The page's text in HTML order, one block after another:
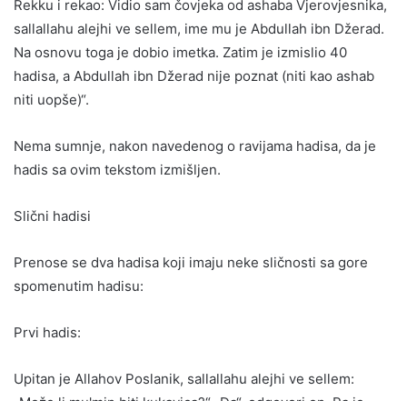
Rekku i rekao: Vidio sam čovjeka od ashaba Vjerovjesnika,
sallallahu alejhi ve sellem, ime mu je Abdullah ibn Džerad.
Na osnovu toga je dobio imetka. Zatim je izmislio 40
hadisa, a Abdullah ibn Džerad nije poznat (niti kao ashab
niti uopše)“.
Nema sumnje, nakon navedenog o ravijama hadisa, da je
hadis sa ovim tekstom izmišljen.
Slični hadisi
Prenose se dva hadisa koji imaju neke sličnosti sa gore
spomenutim hadisu:
Prvi hadis:
Upitan je Allahov Poslanik, sallallahu alejhi ve sellem: